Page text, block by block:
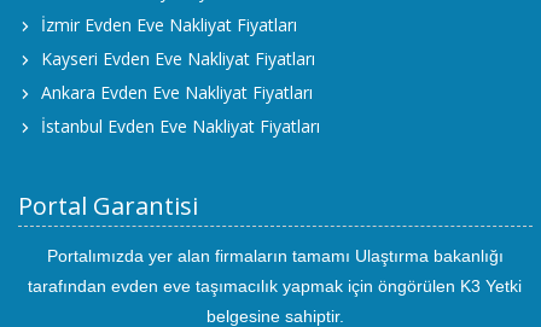
İzmir Evden Eve Nakliyat Fiyatları
Kayseri Evden Eve Nakliyat Fiyatları
Ankara Evden Eve Nakliyat Fiyatları
İstanbul Evden Eve Nakliyat Fiyatları
Portal Garantisi
Portalımızda yer alan firmaların tamamı Ulaştırma bakanlığı
tarafından evden eve taşımacılık yapmak için öngörülen K3 Yetki
belgesine sahiptir.